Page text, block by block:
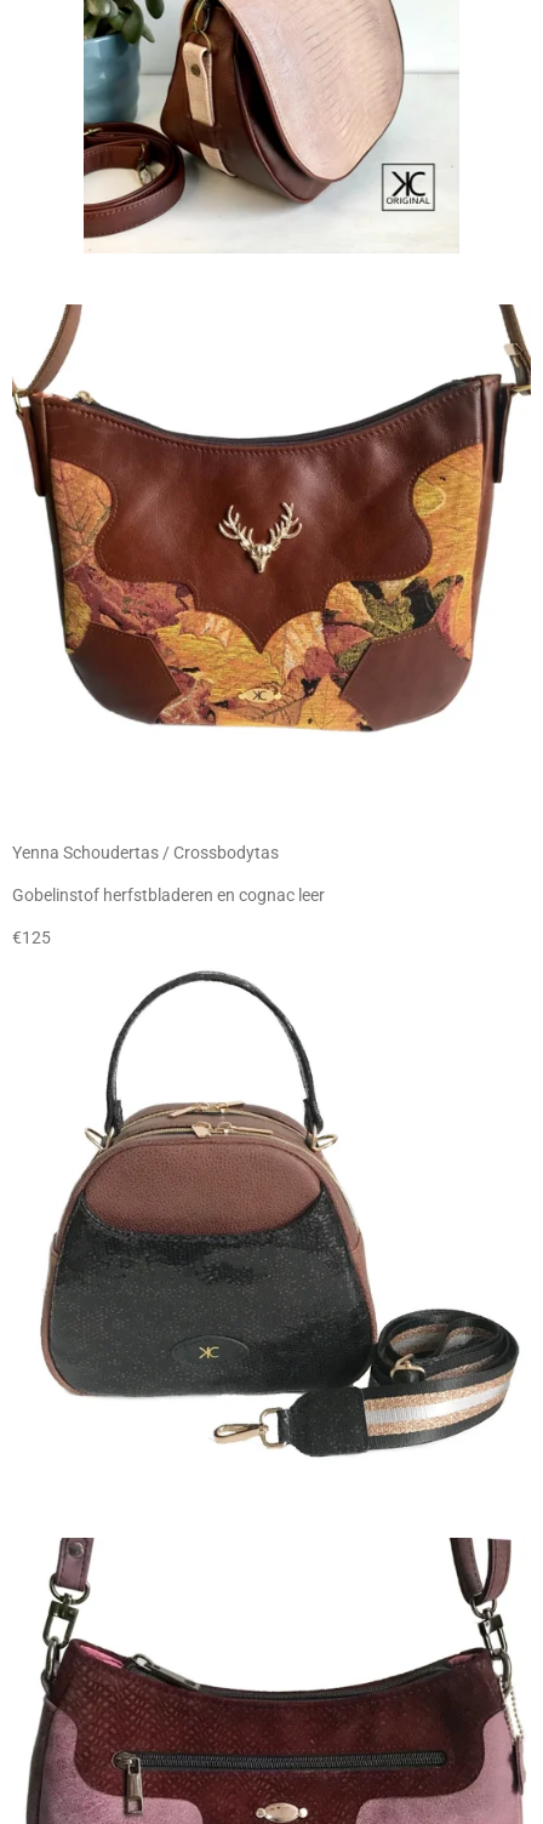
Yenna Schoudertas / Crossbodytas
Gobelinstof herfstbladeren en cognac leer
€125